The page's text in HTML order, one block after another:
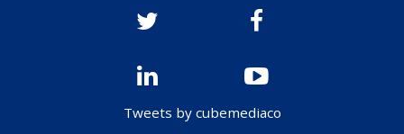
Tweets by cubemediaco